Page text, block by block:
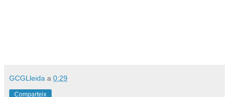
GCGLleida a 0:29
Comparteix